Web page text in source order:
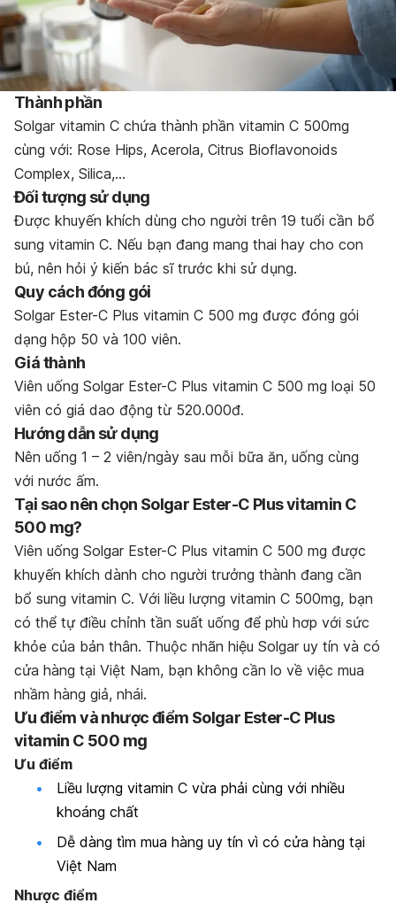
Thành phần
Solgar vitamin C chứa thành phần vitamin C 500mg
cùng với: Rose Hips, Acerola, Citrus Bioflavonoids
Complex, Silica,…
Đối tượng sử dụng
Được khuyến khích dùng cho người trên 19 tuổi cần bổ
sung vitamin C. Nếu bạn đang mang thai hay cho con
bú, nên hỏi ý kiến bác sĩ trước khi sử dụng.
Quy cách đóng gói
Solgar Ester-C Plus vitamin C 500 mg được đóng gói
dạng hộp 50 và 100 viên.
Giá thành
Viên uống Solgar Ester-C Plus vitamin C 500 mg loại 50
viên có giá dao động từ 520.000đ.
Hướng dẫn sử dụng
Nên uống 1 – 2 viên/ngày sau mỗi bữa ăn, uống cùng
với nước ấm.
Tại sao nên chọn Solgar Ester-C Plus vitamin C
500 mg?
Viên uống Solgar Ester-C Plus vitamin C 500 mg được
khuyến khích dành cho người trưởng thành đang cần
bổ sung vitamin C. Với liều lượng vitamin C 500mg, bạn
có thể tự điều chỉnh tần suất uống để phù hơp với sức
khỏe của bản thân. Thuộc nhãn hiệu Solgar uy tín và có
cửa hàng tại Việt Nam, bạn không cần lo về việc mua
nhầm hàng giả, nhái.
Ưu điểm và nhược điểm Solgar Ester-C Plus
vitamin C 500 mg
Ưu điểm
Liều lượng vitamin C vừa phải cùng với nhiều
khoáng chất
Dễ dàng tìm mua hàng uy tín vì có cửa hàng tại
Việt Nam
Nhược điểm